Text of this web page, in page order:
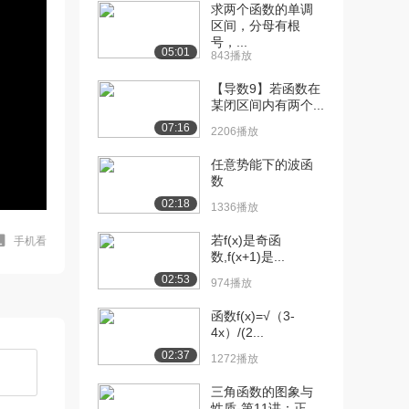
手机看
05:01
求两个函数的单调
区间，分母有根
号，...
843播放
07:16
【导数9】若函数在
某闭区间内有两个...
2206播放
02:18
任意势能下的波函
数
1336播放
02:53
若f(x)是奇函
数,f(x+1)是...
974播放
02:37
函数f(x)=√（3-
4x）/(2...
1272播放
三角函数的图象与